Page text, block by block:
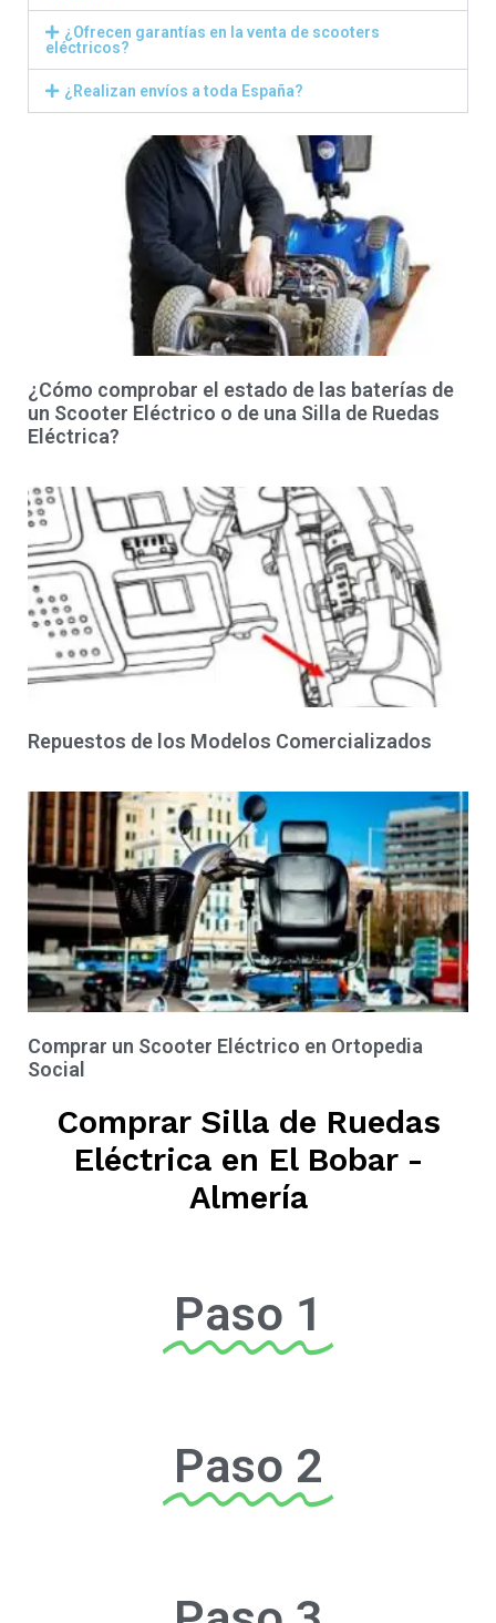
¿Ofrecen garantías en la venta de scooters
eléctricos?
¿Realizan envíos a toda España?
¿Cómo comprobar el estado de las baterías de
un Scooter Eléctrico o de una Silla de Ruedas
Eléctrica?
Repuestos de los Modelos Comercializados
Comprar un Scooter Eléctrico en Ortopedia
Social
Comprar Silla de Ruedas
Eléctrica en El Bobar -
Almería
Paso 1
Paso 2